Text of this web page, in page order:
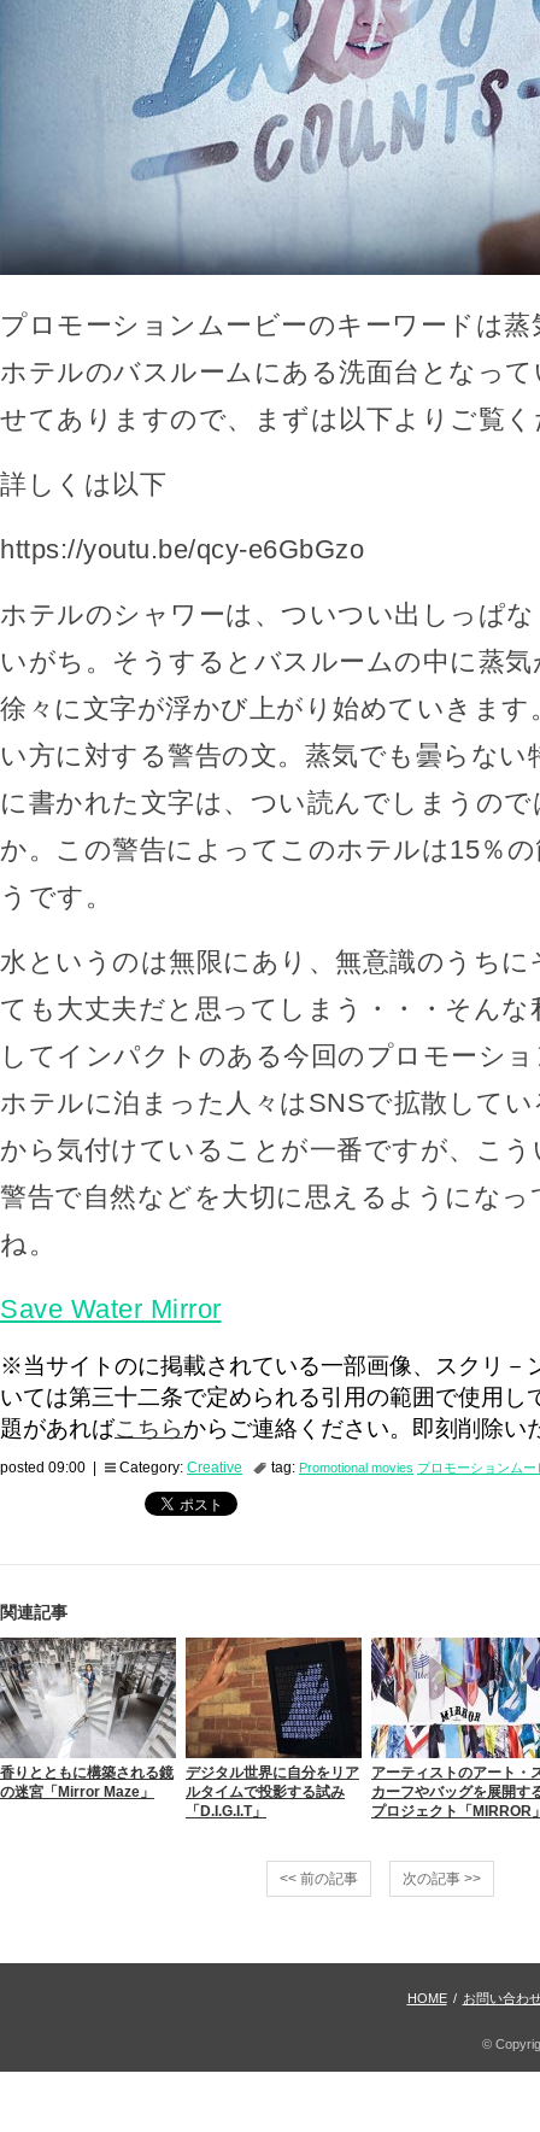
プロモーションムービーのキーワードは蒸
ホテルのバスルームにある洗面台となっ
せてありますので、まずは以下よりご覧
詳しくは以下
https://youtu.be/qcy-e6GbGzo
ホテルのシャワーは、ついつい出しっぱ
いがち。そうするとバスルームの中に蒸
徐々に文字が浮かび上がり始めていきま
い方に対する警告の文。蒸気でも曇らない
に書かれた文字は、つい読んでしまうの
か。この警告によってこのホテルは15％
うです。
水というのは無限にあり、無意識のうち
ても大丈夫だと思ってしまう・・・そん
してインパクトのある今回のプロモーシ
ホテルに泊まった人々はSNSで拡散して
から気付けていることが一番ですが、こ
警告で自然などを大切に思えるようにな
ね。
Save Water Mirror
※当サイトのに掲載されている一部画像、スクリ－
いては第三十二条で定められる引用の範囲で使用し
題があればこちらからご連絡ください。即刻削除い
posted 09:00 | Category: Creative tag: Promotional movies プロモーションムー
関連記事
香りとともに構築される鏡
の迷宮「Mirror Maze」
デジタル世界に自分をリア
ルタイムで投影する試み
「D.I.G.I.T」
アーティストのアート・
カーフやバッグを展開す
プロジェクト「MIRROR
<< 前の記事 次の記事 >>
HOME / お問い合わ
©